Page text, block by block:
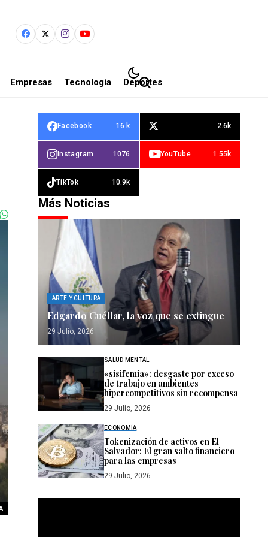
Empresas Tecnología Deportes
Facebook 16 k 2.6k
Instagram 1076 YouTube 1.55k
TikTok 10.9k
Más Noticias
ARTE Y CULTURA
Edgardo Cuéllar, la voz que se extingue
29 Julio, 2026
SALUD MENTAL
«sisifemia»: desgaste por exceso
de trabajo en ambientes
hipercompetitivos sin recompensa
29 Julio, 2026
ECONOMÍA
Tokenización de activos en El
Salvador: El gran salto financiero
para las empresas
29 Julio, 2026